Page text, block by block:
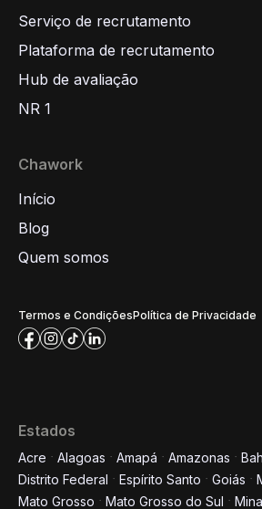
Serviço de recrutamento
Plataforma de recrutamento
Hub de avaliação
NR 1
Chawork
Início
Blog
Quem somos
Termos e CondiçõesPolítica de Privacidade
Estados
Acre Alagoas Amapá Amazonas
Distrito Federal
Espírito Santo Goiás
Mato Grosso
Mato Grosso do Sul